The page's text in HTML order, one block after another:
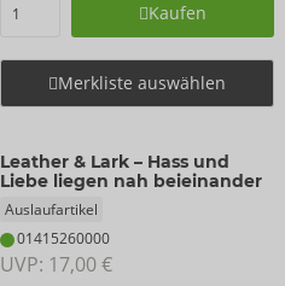
Kaufen
Merkliste auswählen
Leather & Lark – Hass und
Liebe liegen nah beieinander
Auslaufartikel
01415260000
UVP: 17,00 €